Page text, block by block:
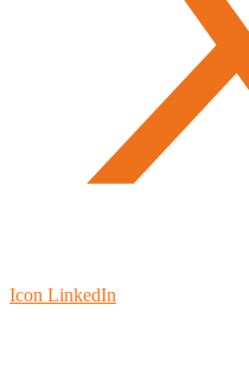
Icon LinkedIn